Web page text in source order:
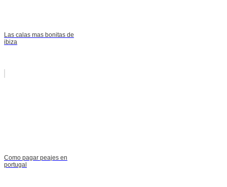
Las calas mas bonitas de
ibiza
Como pagar peajes en
portugal